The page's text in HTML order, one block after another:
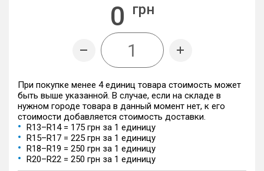
0 грн
При покупке менее 4 единиц товара стоимость может
быть выше указанной. В случае, если на складе в
нужном городе товара в данный момент нет, к его
стоимости добавляется стоимость доставки.
R13–R14 = 175 грн за 1 единицу
R15–R17 = 225 грн за 1 единицу
R18–R19 = 250 грн за 1 единицу
R20–R22 = 250 грн за 1 единицу